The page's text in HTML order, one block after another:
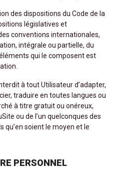
des dispositions du Code de la
législatives et
conventions internationales,
intégrale ou partielle, du
qui le composent est
à tout Utilisateur d’adapter,
traduire en toutes langues ou
à titre gratuit ou onéreux,
ou de l’un quelconques des
qu’en soient le moyen et le
PERSONNEL